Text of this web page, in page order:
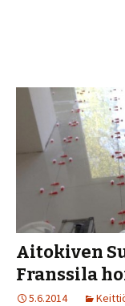
Aitokiven
Franssila
5.6.2014